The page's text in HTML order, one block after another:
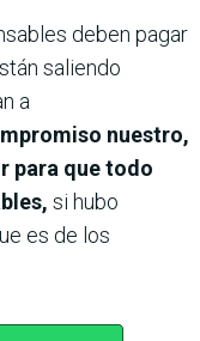
deben pagar
saliendo
a
nuestro,
para que todo
si hubo
es de los